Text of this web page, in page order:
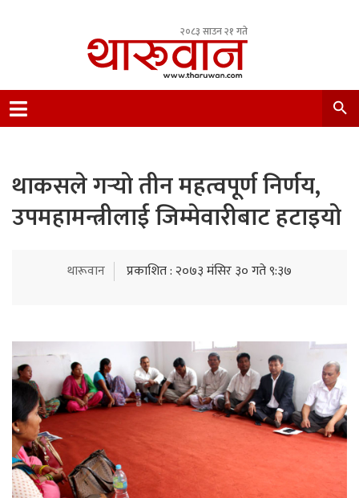
२०८३ साउन २१ गते
Nepal.
थाकसले गर्‍यो तीन महत्वपूर्ण निर्णय,
उपमहामन्त्रीलाई जिम्मेवारीबाट हटाइयो
थारूवान प्रकाशित : २०७३ मंसिर ३० गते ९:३७